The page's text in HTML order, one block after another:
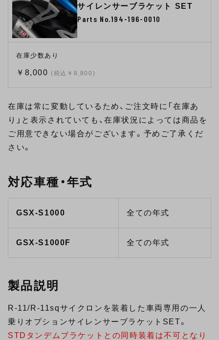
サイレンサーブラケット SET
Parts No.194-196-0010
在庫少数あり
￥8,000 (税込￥8,800)
在庫は常に変動しているため、ご注文時に「在庫あ
り」と表示されていても、在庫状況によっては商品を
ご用意できない場合がございます。予めご了承くだ
さい。
対応車種・年式
GSX-S1000 全ての年式
GSX-S1000F 全ての年式
製品説明
R-11/R-11sqサイクロンを装着した車両専用の一人
乗りオプションサイレンサーブラケットSET。
STDタンデムブラケットとの同時装着は不可となり